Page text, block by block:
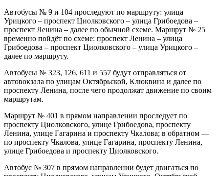
Автобусы № 9 и 104 проследуют по маршруту: улица
Урицкого – проспект Циолковского – улица Грибоедова –
проспект Ленина – далее по обычной схеме. Маршрут № 25
временно пойдёт по схеме: проспект Ленина – улица
Грибоедова – проспект Циолковского – улица Урицкого –
далее по маршруту.
Автобусы № 323, 126, 611 и 557 будут отправляться от
автовокзала по улицам Октябрьской, Клюквина и далее по
проспекту Ленина, после чего продолжат движение по своим
маршрутам.
Маршрут № 401 в прямом направлении проследует по
проспекту Циолковского, улице Грибоедова, проспекту
Ленина, улице Гагарина и проспекту Чкалова; в обратном —
по проспекту Чкалова, улице Гагарина, проспекту Ленина,
улице Грибоедова и проспекту Циолковского.
Автобус № 307 в прямом направлении будет двигаться по